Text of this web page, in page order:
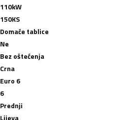
110kW
150KS
Domaće tablice
Ne
Bez oštećenja
Crna
Euro 6
6
Prednji
Lijeva